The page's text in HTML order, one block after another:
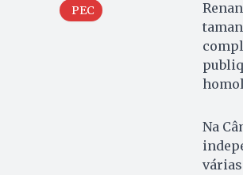
PEC
Na